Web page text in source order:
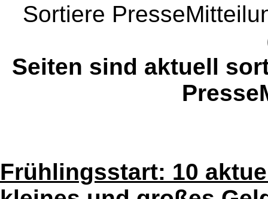
Sortiere
Seiten sind aktuell
Frühlingsstart: 10